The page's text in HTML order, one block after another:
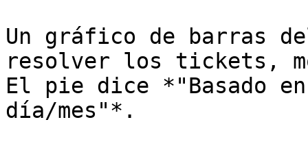
Un gráfico de barras
resolver los tickets,
El pie dice *"Basado
día/mes"*.